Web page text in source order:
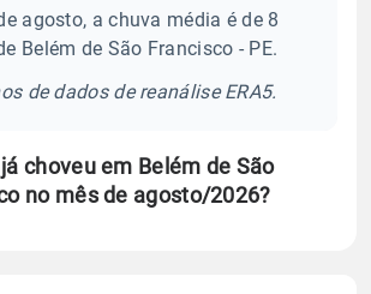
agosto, a chuva média é de 8
Belém de São Francisco - PE.
de dados de reanálise ERA5.
choveu em Belém de São
no mês de agosto/2026?